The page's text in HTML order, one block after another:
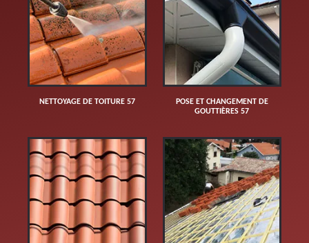
NETTOYAGE DE TOITURE 57
POSE ET CHANGEMENT DE
GOUTTIÈRES 57